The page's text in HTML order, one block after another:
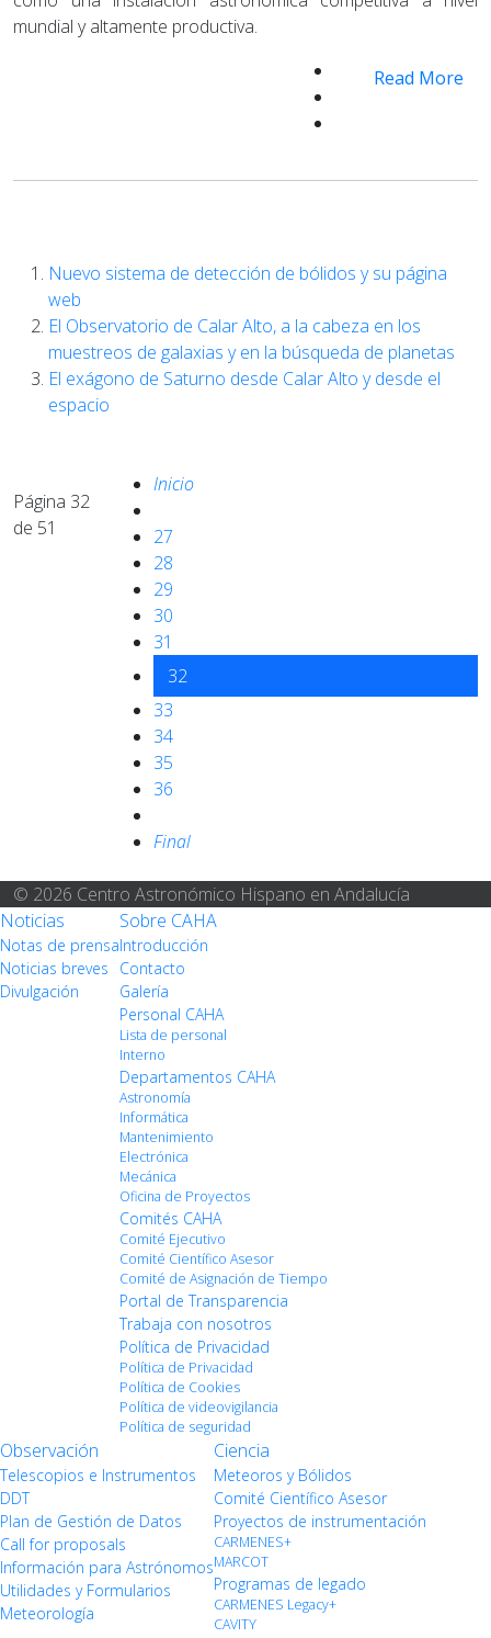
mundial y altamente productiva.
Read More
Nuevo sistema de detección de bólidos y su página
web
El Observatorio de Calar Alto, a la cabeza en los
muestreos de galaxias y en la búsqueda de planetas
El exágono de Saturno desde Calar Alto y desde el
espacio
Página 32
de 51
Inicio
27
28
29
30
31
32
33
34
35
36
Final
© 2026 Centro Astronómico Hispano en Andalucía
Noticias
Notas de prensa
Noticias breves
Divulgación
Sobre CAHA
Introducción
Contacto
Galería
Personal CAHA
Lista de personal
Interno
Departamentos CAHA
Astronomía
Informática
Mantenimiento
Electrónica
Mecánica
Oficina de Proyectos
Comités CAHA
Comité Ejecutivo
Comité Científico Asesor
Comité de Asignación de Tiempo
Portal de Transparencia
Trabaja con nosotros
Política de Privacidad
Política de Privacidad
Política de Cookies
Política de videovigilancia
Política de seguridad
Observación
Telescopios e Instrumentos
DDT
Plan de Gestión de Datos
Call for proposals
Información para Astrónomos
Utilidades y Formularios
Meteorología
Ciencia
Meteoros y Bólidos
Comité Científico Asesor
Proyectos de instrumentación
CARMENES+
MARCOT
Programas de legado
CARMENES Legacy+
CAVITY